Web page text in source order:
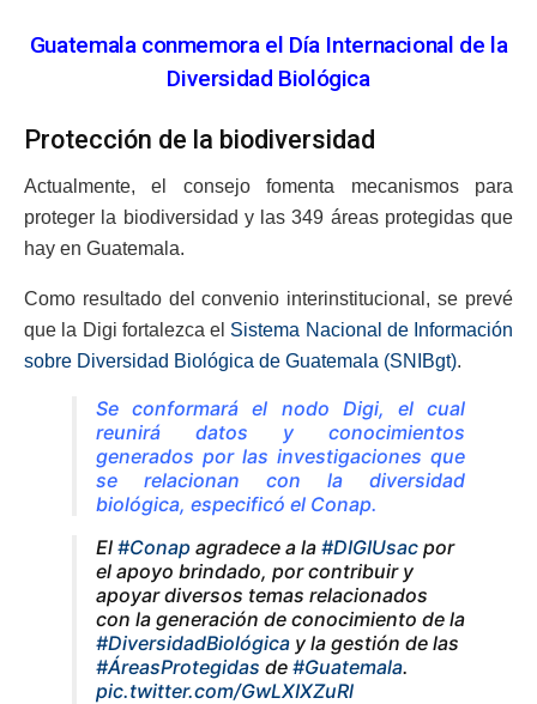
Guatemala conmemora el Día Internacional de la
Diversidad Biológica
Protección de la biodiversidad
Actualmente, el consejo fomenta mecanismos para
proteger la biodiversidad y las 349 áreas protegidas que
hay en Guatemala.
Como resultado del convenio interinstitucional, se prevé
que la Digi fortalezca el Sistema Nacional de Información
sobre Diversidad Biológica de Guatemala (SNIBgt).
Se conformará el nodo Digi, el cual
reunirá datos y conocimientos
generados por las investigaciones que
se relacionan con la diversidad
biológica, especificó el Conap.
El #Conap agradece a la #DIGIUsac por
el apoyo brindado, por contribuir y
apoyar diversos temas relacionados
con la generación de conocimiento de la
#DiversidadBiológica y la gestión de las
#ÁreasProtegidas de #Guatemala.
pic.twitter.com/GwLXIXZuRl